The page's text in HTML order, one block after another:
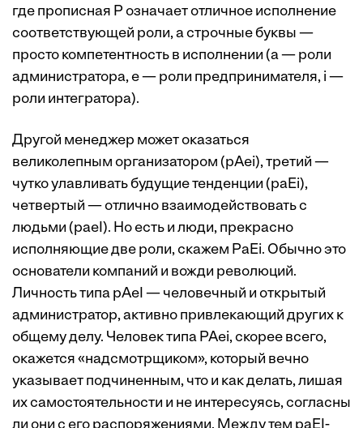
где прописная P означает отличное исполнение
соответствующей роли, а строчные буквы —
просто компетентность в исполнении (a — роли
администратора, e — роли предпринимателя, i —
роли интегратора).
Другой менеджер может оказаться
великолепным организатором (pAei), третий —
чутко улавливать будущие тенденции (paEi),
четвертый — отлично взаимодействовать с
людьми (paeI). Но есть и люди, прекрасно
исполняющие две роли, скажем PaEi. Обычно это
основатели компаний и вожди революций.
Личность типа pAeI — человечный и открытый
администратор, активно привлекающий других к
общему делу. Человек типа PAei, скорее всего,
окажется «надсмотрщиком», который вечно
указывает подчиненным, что и как делать, лишая
их самостоятельности и не интересуясь, согласны